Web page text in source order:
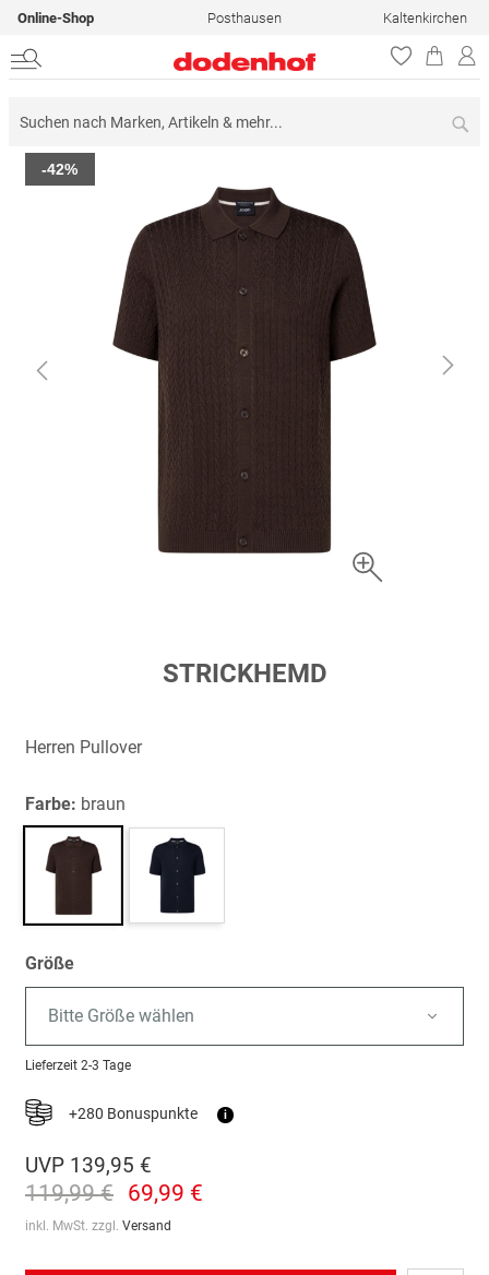
Online-Shop Posthausen Kaltenkirchen
Zum
Ende
-42%
springen
STRICKHEMD
Herren Pullover
Farbe: braun
Größe
Bitte Größe wählen
Lieferzeit 2-3 Tage
+280 Bonuspunkte i
UVP 139,95 €
119,99 € 69,99 €
inkl. MwSt. zzgl. Versand